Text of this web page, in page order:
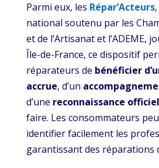
Parmi eux, les Répar’Acteurs
national soutenu par les
et de l’Artisanat et l’ADEME,
Île-de-France, ce dispositif
réparateurs de bénéficier
accrue, d’un
d’une reconnaissance
faire. Les consommateurs
identifier facilement les
garantissant des réparations